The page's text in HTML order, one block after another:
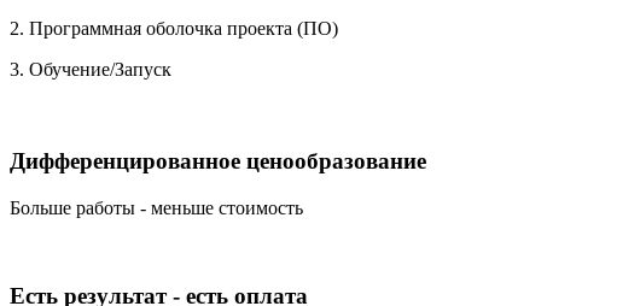
2. Программная оболочка проекта (ПО)
3. Обучение/Запуск
Дифференцированное ценообразование
Больше работы - меньше стоимость
Есть результат - есть оплата